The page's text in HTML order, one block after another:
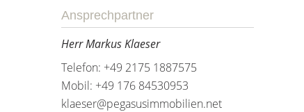
Ansprechpartner
Herr Markus Klaeser
Telefon: +49 2175 1887575
Mobil: +49 176 84530953
klaeser@pegasusimmobilien.net